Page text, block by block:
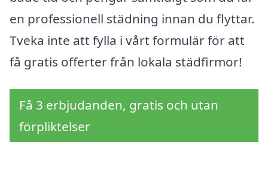
en professionell städning innan du flyttar.
Tveka inte att fylla i vårt formulär för att
få gratis offerter från lokala städfirmor!
Få 3 erbjudanden, gratis och utan
förpliktelser